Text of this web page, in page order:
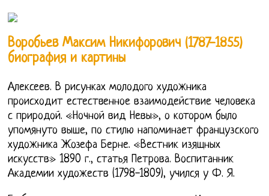
Воробьев Максим Никифорович (1787-1855)
биография и картины
Алексеев. В рисунках молодого художника
происходит естественное взаимодействие человека
с природой. «Ночной вид Невы», о котором было
упомянуто выше, по стилю напоминает французского
художника Жозефа Берне. «Вестник изящных
искусств» 1890 г., статья Петрова. Воспитанник
Академии художеств (1798-1809), учился у Ф. Я.